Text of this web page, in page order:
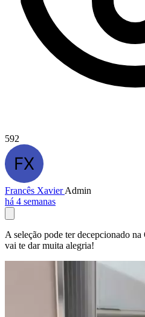
592
Francês XavierAdmin
há 4 semanas
A seleção pode ter decepcionado
vai te dar muita alegria!